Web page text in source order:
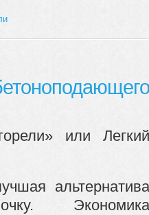
или Легкий
альтернатива
Экономика